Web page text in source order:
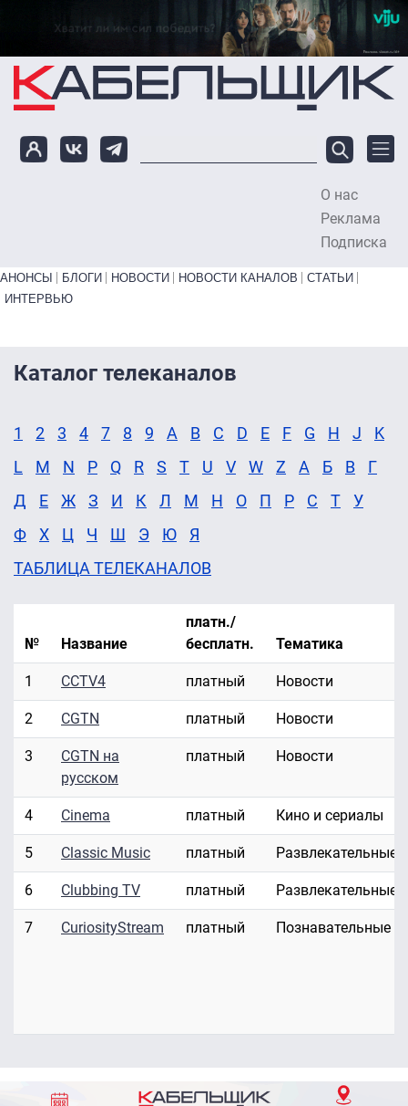
Перейти к основному содержанию
О нас
Реклама
Подписка
Primary links bottom
АНОНСЫ БЛОГИ НОВОСТИ НОВОСТИ КАНАЛОВ
СТАТЬИ
ИНТЕРВЬЮ
Каталог телеканалов
1 2 3 4 7 8 9 A B C D E F G H J
K
L
M N P Q R S T U V W Z А Б В
Г
Д
Е Ж З И К Л М Н О П Р С Т
У
Ф
Х Ц Ч Ш Э Ю
Я
ТАБЛИЦА ТЕЛЕКАНАЛОВ
№ Название
платн./
бесплатн.
Тематика
1 CCTV4 платный Новости
2 CGTN платный Новости
3
CGTN на
русском
платный Новости
4 Cinema платный Кино и сериалы
5 Classic Music платный Развлекательные
6 Clubbing TV платный Развлекательные
7 CuriosityStream платный Познавательные